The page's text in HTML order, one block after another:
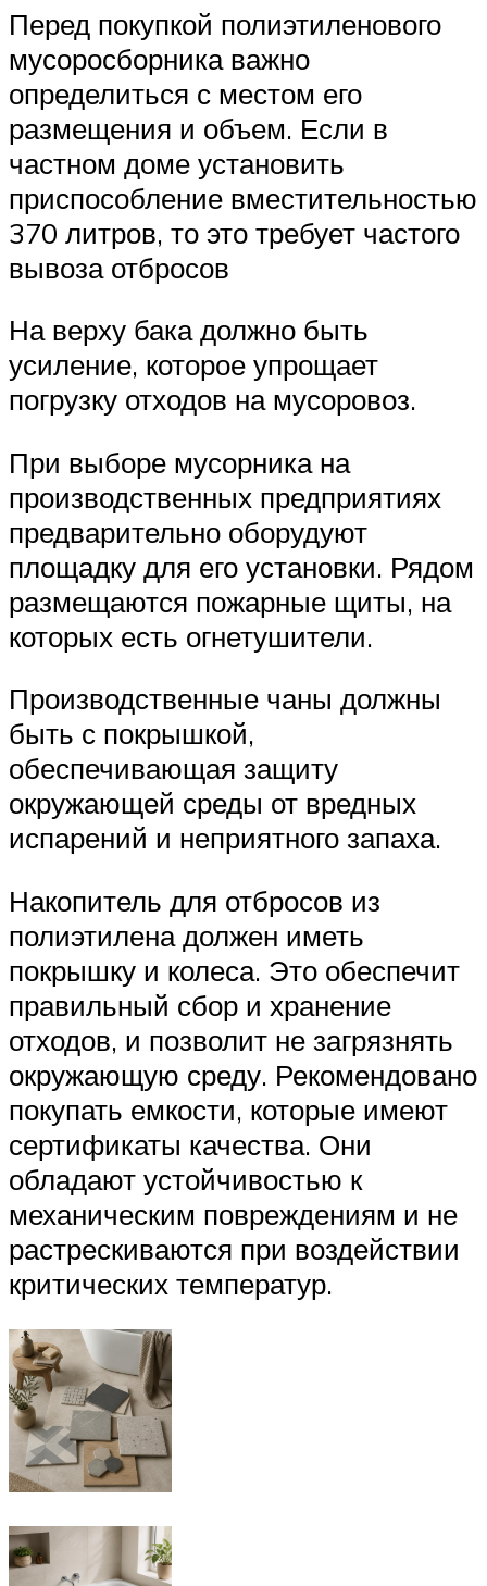
Перед покупкой полиэтиленового
мусоросборника важно
определиться с местом его
размещения и объем. Если в
частном доме установить
приспособление вместительностью
370 литров, то это требует частого
вывоза отбросов
На верху бака должно быть
усиление, которое упрощает
погрузку отходов на мусоровоз.
При выборе мусорника на
производственных предприятиях
предварительно оборудуют
площадку для его установки. Рядом
размещаются пожарные щиты, на
которых есть огнетушители.
Производственные чаны должны
быть с покрышкой,
обеспечивающая защиту
окружающей среды от вредных
испарений и неприятного запаха.
Накопитель для отбросов из
полиэтилена должен иметь
покрышку и колеса. Это обеспечит
правильный сбор и хранение
отходов, и позволит не загрязнять
окружающую среду. Рекомендовано
покупать емкости, которые имеют
сертификаты качества. Они
обладают устойчивостью к
механическим повреждениям и не
растрескиваются при воздействии
критических температур.